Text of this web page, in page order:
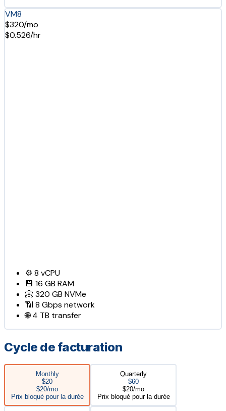
VM8
$320/mo
$0.526/hr
⚙️ 8 vCPU
💾 16 GB RAM
📀 320 GB NVMe
📶 8 Gbps network
🌐4 TB transfer
Cycle de facturation
Monthly
$20
$20/mo
Prix bloqué pour la durée
Quarterly
$60
$20/mo
Prix bloqué pour la durée